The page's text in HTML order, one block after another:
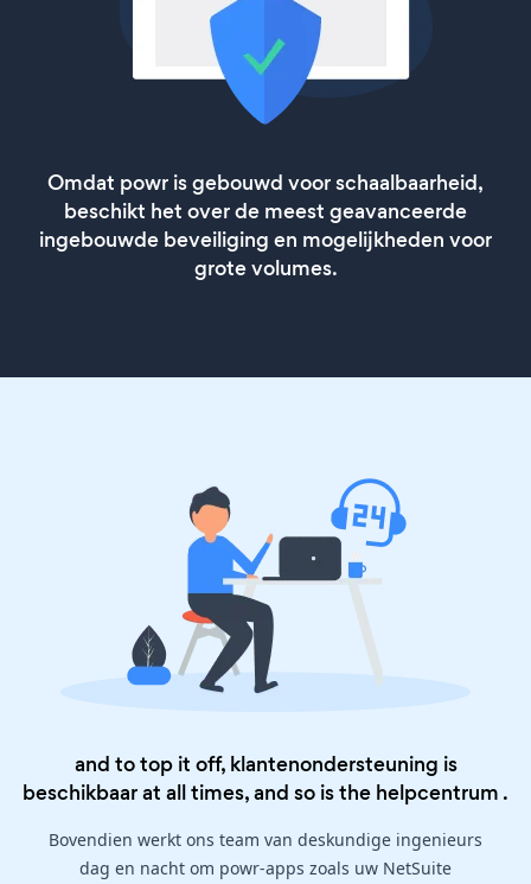
Omdat powr is gebouwd voor schaalbaarheid,
beschikt het over de meest geavanceerde
ingebouwde beveiliging en mogelijkheden voor
grote volumes.
and to top it off, klantenondersteuning is
beschikbaar at all times, and so is the helpcentrum .
Bovendien werkt ons team van deskundige ingenieurs
dag en nacht om powr-apps zoals uw NetSuite